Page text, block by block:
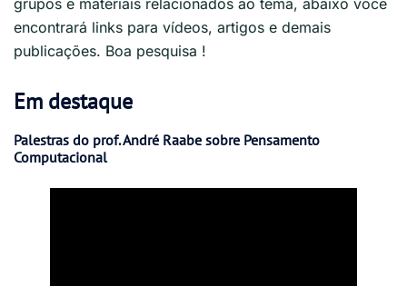
grupos e materiais relacionados ao tema, abaixo você
encontrará links para vídeos, artigos e demais
publicações. Boa pesquisa !
Em destaque
Palestras do prof. André Raabe sobre Pensamento
Computacional